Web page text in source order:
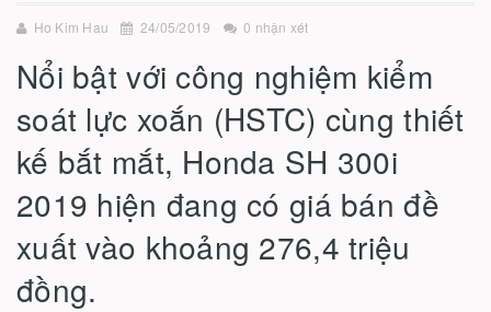
Ho Kim Hau 24/05/2019 0 nhận xét
Nổi bật với công nghiệm kiểm
soát lực xoắn (HSTC) cùng thiết
kế bắt mắt, Honda SH 300i
2019 hiện đang có giá bán đề
xuất vào khoảng 276,4 triệu
đồng.